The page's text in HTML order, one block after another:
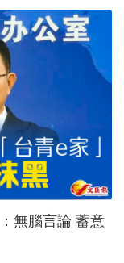
無腦言論 蓄意